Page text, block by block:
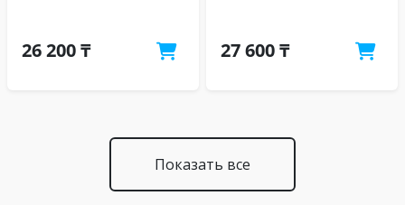
26 200 ₸ 27 600 ₸
Показать все